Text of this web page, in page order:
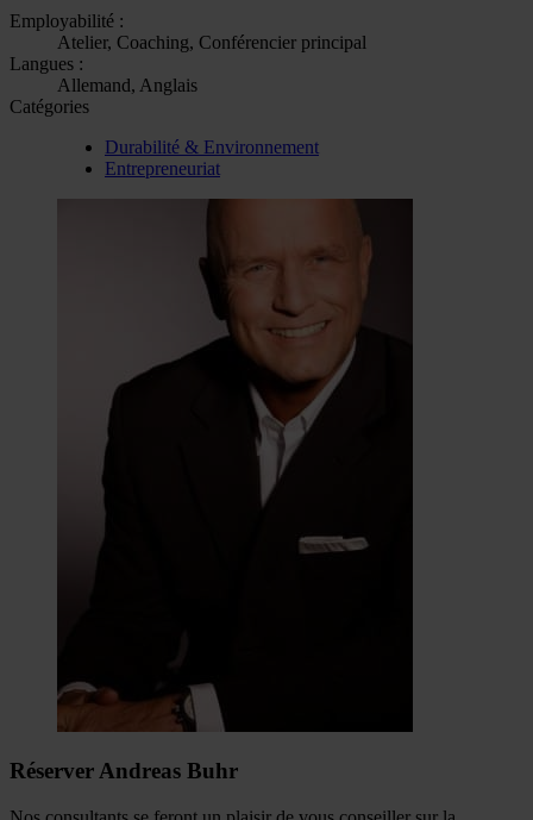
Employabilité :
Atelier, Coaching, Conférencier principal
Langues :
Allemand, Anglais
Catégories
Durabilité & Environnement
Entrepreneuriat
Réserver Andreas Buhr